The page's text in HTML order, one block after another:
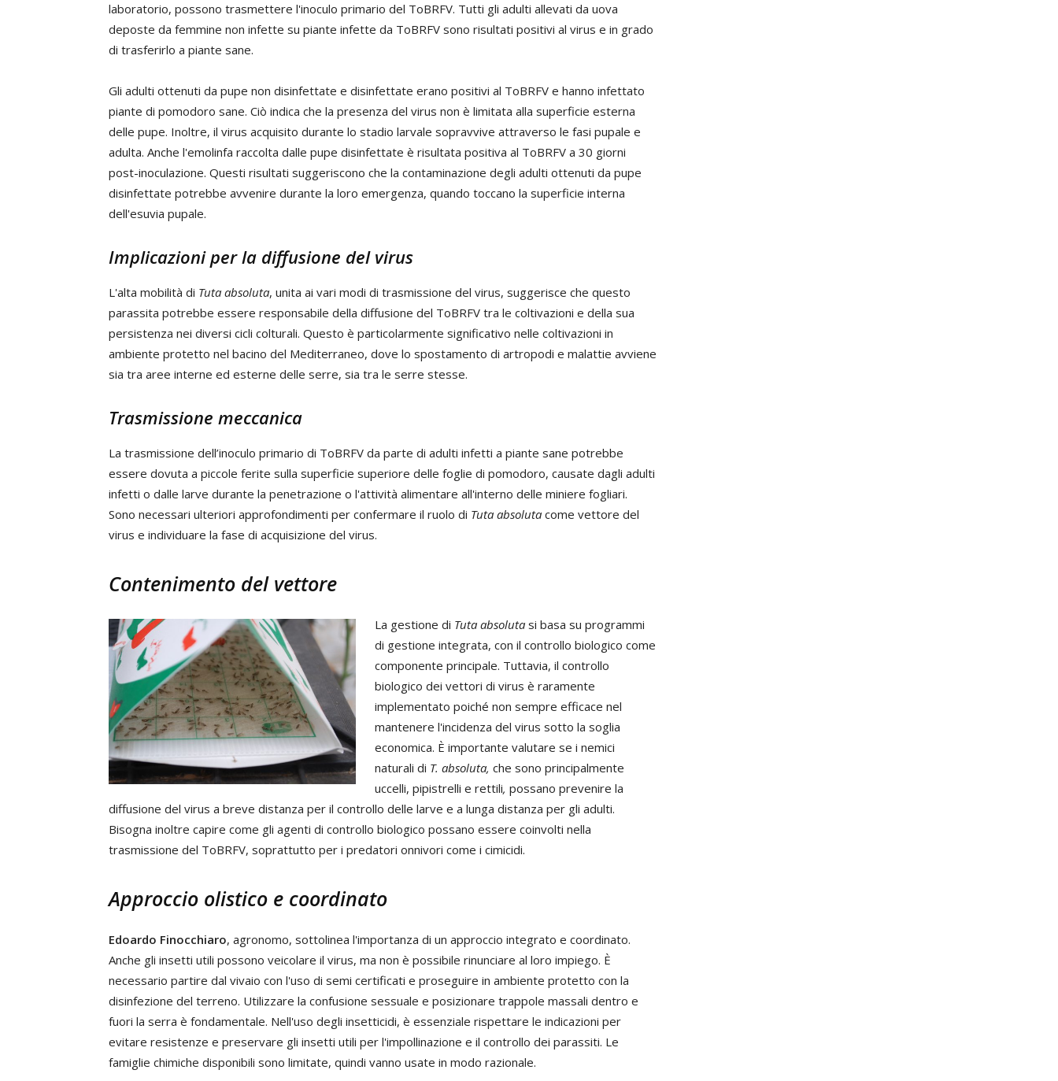
laboratorio, possono trasmettere l'inoculo primario del ToBRFV. Tutti gli adulti allevati da uova
deposte da femmine non infette su piante infette da ToBRFV sono risultati positivi al virus e in grado
di trasferirlo a piante sane.
Gli adulti ottenuti da pupe non disinfettate e disinfettate erano positivi al ToBRFV e hanno infettato
piante di pomodoro sane. Ciò indica che la presenza del virus non è limitata alla superficie esterna
delle pupe. Inoltre, il virus acquisito durante lo stadio larvale sopravvive attraverso le fasi pupale e
adulta. Anche l'emolinfa raccolta dalle pupe disinfettate è risultata positiva al ToBRFV a 30 giorni
post-inoculazione. Questi risultati suggeriscono che la contaminazione degli adulti ottenuti da pupe
disinfettate potrebbe avvenire durante la loro emergenza, quando toccano la superficie interna
dell'esuvia pupale.
Implicazioni per la diffusione del virus
L'alta mobilità di Tuta absoluta, unita ai vari modi di trasmissione del virus, suggerisce che questo
parassita potrebbe essere responsabile della diffusione del ToBRFV tra le coltivazioni e della sua
persistenza nei diversi cicli colturali. Questo è particolarmente significativo nelle coltivazioni in
ambiente protetto nel bacino del Mediterraneo, dove lo spostamento di artropodi e malattie avviene
sia tra aree interne ed esterne delle serre, sia tra le serre stesse.
Trasmissione meccanica
La trasmissione dell’inoculo primario di ToBRFV da parte di adulti infetti a piante sane potrebbe
essere dovuta a piccole ferite sulla superficie superiore delle foglie di pomodoro, causate dagli adulti
infetti o dalle larve durante la penetrazione o l'attività alimentare all'interno delle miniere fogliari.
Sono necessari ulteriori approfondimenti per confermare il ruolo di Tuta absoluta come vettore del
virus e individuare la fase di acquisizione del virus.
Contenimento del vettore
La gestione di Tuta absoluta si basa su programmi
di gestione integrata, con il controllo biologico come
componente principale. Tuttavia, il controllo
biologico dei vettori di virus è raramente
implementato poiché non sempre efficace nel
mantenere l'incidenza del virus sotto la soglia
economica. È importante valutare se i nemici
naturali di T. absoluta, che sono principalmente
uccelli, pipistrelli e rettili, possano prevenire la
diffusione del virus a breve distanza per il controllo delle larve e a lunga distanza per gli adulti.
Bisogna inoltre capire come gli agenti di controllo biologico possano essere coinvolti nella
trasmissione del ToBRFV, soprattutto per i predatori onnivori come i cimicidi.
Approccio olistico e coordinato
Edoardo Finocchiaro, agronomo, sottolinea l'importanza di un approccio integrato e coordinato.
Anche gli insetti utili possono veicolare il virus, ma non è possibile rinunciare al loro impiego. È
necessario partire dal vivaio con l'uso di semi certificati e proseguire in ambiente protetto con la
disinfezione del terreno. Utilizzare la confusione sessuale e posizionare trappole massali dentro e
fuori la serra è fondamentale. Nell'uso degli insetticidi, è essenziale rispettare le indicazioni per
evitare resistenze e preservare gli insetti utili per l'impollinazione e il controllo dei parassiti. Le
famiglie chimiche disponibili sono limitate, quindi vanno usate in modo razionale.